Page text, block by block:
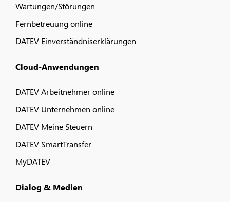
Wartungen/Störungen
Fernbetreuung online
DATEV Einverständniserklärungen
Cloud-Anwendungen
DATEV Arbeitnehmer online
DATEV Unternehmen online
DATEV Meine Steuern
DATEV SmartTransfer
MyDATEV
Dialog & Medien